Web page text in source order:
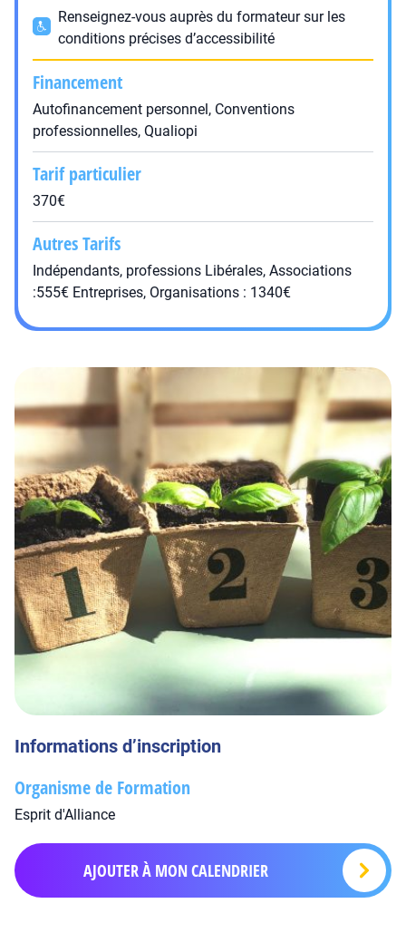
Renseignez-vous auprès du formateur sur les
conditions précises d’accessibilité
Financement
Autofinancement personnel, Conventions
professionnelles, Qualiopi
Tarif particulier
370€
Autres Tarifs
Indépendants, professions Libérales, Associations
:555€ Entreprises, Organisations : 1340€
Informations d’inscription
Organisme de Formation
Esprit d'Alliance
AJOUTER À MON CALENDRIER